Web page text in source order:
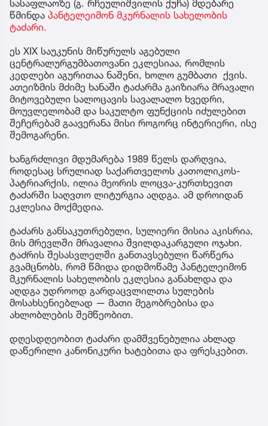
სასაფლაოზე (გ. რჩეულიშვილის ქუჩა) მდებარე
წმინდა პანტელეიმონ მკურნალის სახელობის
ტაძარი.
ეს XIX საუკუნის მიწურულს აგებული
ცენტრალურგუმბათოვანი ეკლესიაა, რომლის
კედლები აგურითაა ნაშენი, ხოლო გუმბათი ქვის.
ათეიზმის მძიმე ხანაში ტაძარმა გაიზიარა მრავალი
მიტოვებული სალოცავის სავალალო ხვედრი,
მოუვლელობამ და საკულტო ფუნქციის იძულებით
შეჩერებამ გაავერანა მისი როგორც ინტერიერი, ისე
შემოგარენი.
ხანგრძლივი მდუმარება 1989 წელს დარღვია,
როდესაც სრულიად საქართველოს კათოლიკოს-
პატრიარქის, ილია მეორის ლოცვა-კურთხევით
ტაძარში საღვთო ლიტურგია აღდგა. ამ დროიდან
ეკლესია მოქმედია.
ტაძარს განსაკუთრებული, სულიერი მისია აკისრია,
მის მრევლში მრავალია შვილდაკარგული ოჯახი.
ტაძრის შესასვლელში განთავსებული წარწერა
გვამცნობს, რომ წმიდა დიდმოწამე პანტელეიმონ
მკურნალის სახელობის ეკლესია განახლდა და
აღდგა უდროოდ გარდაცვლილთა სულების
მოსახსენიებლად — მათი მეგობრებისა და
ახლობლების შემწეობით.
დღესდღეობით ტაძარი დამშვენებულია ახლად
დაწერილი კანონიკური ხატებითა და ფრესკებით.